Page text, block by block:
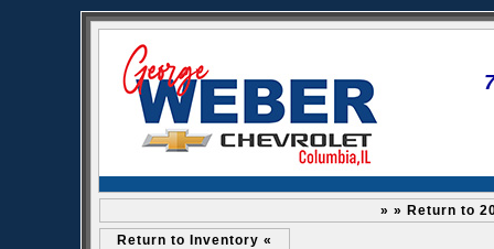
» » Return to
Return to Inventory «